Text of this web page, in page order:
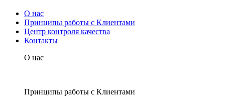
О нас
Принципы работы с Клиентами
Центр контроля качества
Контакты
О нас
Принципы работы с Клиентами